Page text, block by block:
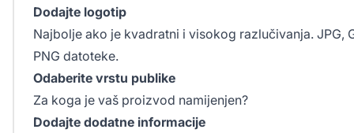
Dodajte logotip
Najbolje ako je kvadratni i visokog razlučivanja. JPG,
PNG datoteke.
Odaberite vrstu publike
Za koga je vaš proizvod namijenjen?
Dodajte dodatne informacije